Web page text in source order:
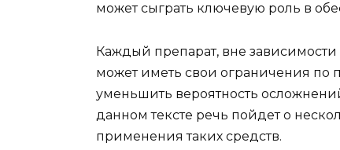
может сыграть ключевую роль в
Каждый препарат, вне зависимости
может иметь свои ограничения по
уменьшить вероятность
данном тексте речь пойдет о
применения таких средств.